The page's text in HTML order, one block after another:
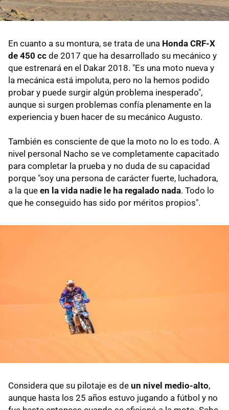
En cuanto a su montura, se trata de una Honda CRF-X
de 450 cc de 2017 que ha desarrollado su mecánico y
que estrenará en el Dakar 2018. "Es una moto nueva y
la mecánica está impoluta, pero no la hemos podido
probar y puede surgir algún problema inesperado",
aunque si surgen problemas confía plenamente en la
experiencia y buen hacer de su mecánico Augusto.
También es consciente de que la moto no lo es todo. A
nivel personal Nacho se ve completamente capacitado
para completar la prueba y no duda de su capacidad
porque "soy una persona de carácter fuerte, luchadora,
a la que en la vida nadie le ha regalado nada. Todo lo
que he conseguido has sido por méritos propios".
Considera que su pilotaje es de un nivel medio-alto,
aunque hasta los 25 años estuvo jugando a fútbol y no